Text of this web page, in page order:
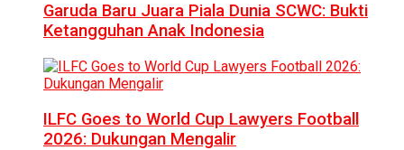
Garuda Baru Juara Piala Dunia SCWC: Bukti
Ketangguhan Anak Indonesia
ILFC Goes to World Cup Lawyers Football
2026: Dukungan Mengalir